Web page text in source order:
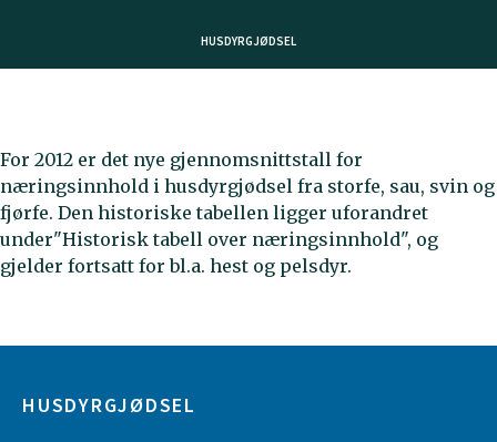
HUSDYRGJØDSEL
For 2012 er det nye gjennomsnittstall for
næringsinnhold i husdyrgjødsel fra storfe, sau, svin og
fjørfe. Den historiske tabellen ligger uforandret
under"Historisk tabell over næringsinnhold", og
gjelder fortsatt for bl.a. hest og pelsdyr.
HUSDYRGJØDSEL